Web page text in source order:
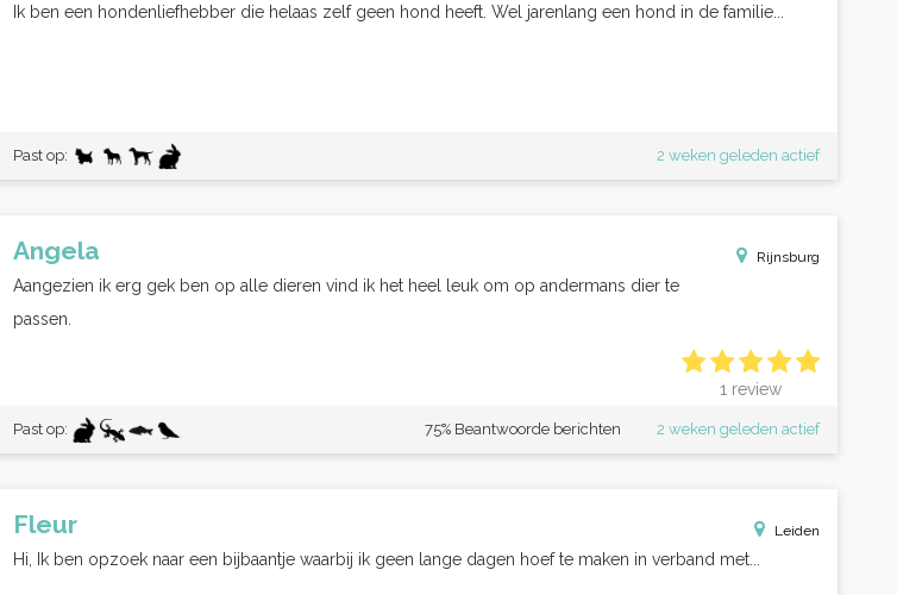
Ik ben een hondenliefhebber die helaas zelf geen hond heeft. Wel jarenlang een hond in de familie...
Past op: 2 weken geleden actief
Angela Rijnsburg
1 review
Aangezien ik erg gek ben op alle dieren vind ik het heel leuk om op andermans dier te
passen.
Past op: 2 weken geleden actief
75% Beantwoorde berichten
Fleur Leiden
Hi, Ik ben opzoek naar een bijbaantje waarbij ik geen lange dagen hoef te maken in verband met...